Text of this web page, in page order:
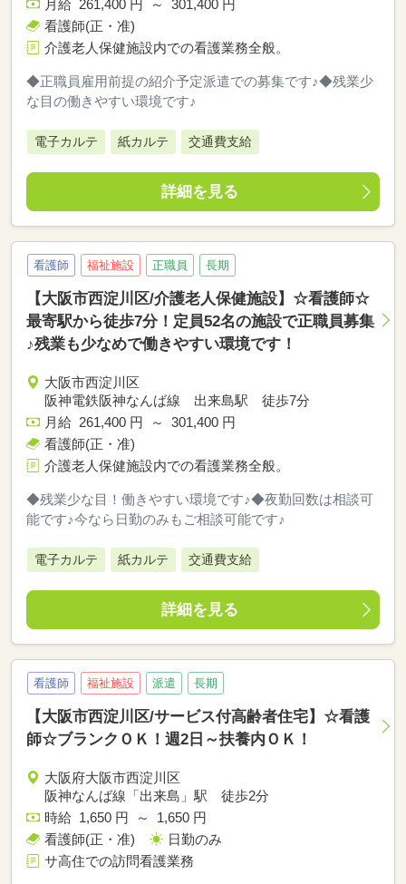
月給 261,400 円 ～ 301,400 円
看護師(正・准)
介護老人保健施設内での看護業務全般。
◆正職員雇用前提の紹介予定派遣での募集です♪◆残業少
な目の働きやすい環境です♪
電子カルテ 紙カルテ 交通費支給
詳細を見る
看護師 福祉施設 正職員 長期
【大阪市西淀川区/介護老人保健施設】☆看護師☆
最寄駅から徒歩7分！定員52名の施設で正職員募集
♪残業も少なめで働きやすい環境です！
大阪市西淀川区
阪神電鉄阪神なんば線 出来島駅 徒歩7分
月給 261,400 円 ～ 301,400 円
看護師(正・准)
介護老人保健施設内での看護業務全般。
◆残業少な目！働きやすい環境です♪◆夜勤回数は相談可
能です♪今なら日勤のみもご相談可能です♪
電子カルテ 紙カルテ 交通費支給
詳細を見る
看護師 福祉施設 派遣 長期
【大阪市西淀川区/サービス付高齢者住宅】☆看護
師☆ブランクＯＫ！週2日～扶養内ＯＫ！
大阪府大阪市西淀川区
阪神なんば線「出来島」駅 徒歩2分
時給 1,650 円 ～ 1,650 円
看護師(正・准)
日勤のみ
サ高住での訪問看護業務